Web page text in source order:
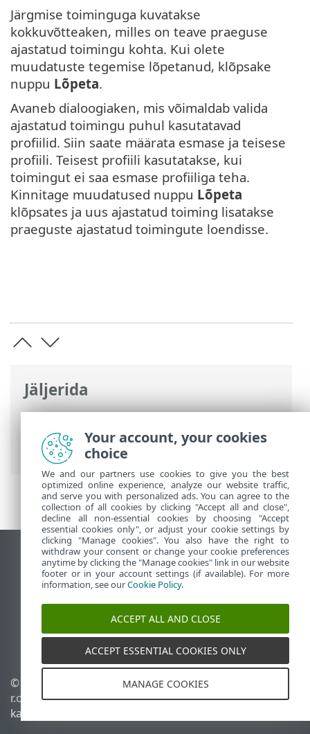
Jäljerida
ESET-i veebispikker>ESET Small Business
Security >KKK> Kuidas luua ajastis uus
toiming?
Järgmise toiminguga kuvatakse
kokkuvõtteaken, milles on teave praeguse
ajastatud toimingu kohta. Kui olete
muudatuste tegemise lõpetanud, klõpsake
nuppu Lõpeta.
Avaneb dialoogiaken, mis võimaldab valida
ajastatud toimingu puhul kasutatavad
profiilid. Siin saate määrata esmase ja teisese
profiili. Teisest profiili kasutatakse, kui
toimingut ei saa esmase profiiliga teha.
Kinnitage muudatused nuppu Lõpeta
klõpsates ja uus ajastatud toiming lisatakse
praeguste ajastatud toimingute loendisse.
Vaata tavaarvutile mõeldud veebilehte
End of Life
ESET-i teabebaas
ESET-i foorum
ESET Status Portal
Piirkondlik tugi
© 1992 - 2026 ESET, spol. s
r.o. – kõik õigused on
kaitstud.
Küpsisepoliitika
Your account, your cookies
choice
We and our partners use cookies to give you the best
optimized online experience, analyze our website traffic,
and serve you with personalized ads. You can agree to the
collection of all cookies by clicking "Accept all and close",
decline all non-essential cookies by choosing "Accept
essential cookies only", or adjust your cookie settings by
clicking "Manage cookies". You also have the right to
withdraw your consent or change your cookie preferences
anytime by clicking the "Manage cookies" link in our website
footer or in your account settings (if available). For more
information, see ourCookie Policy.
ACCEPT ALL AND CLOSE
ACCEPT ESSENTIAL COOKIES ONLY
MANAGE COOKIES